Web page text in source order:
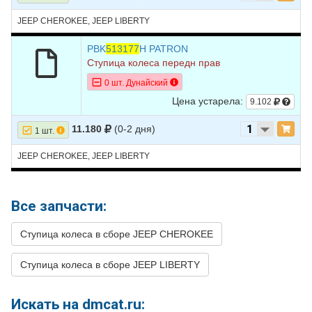
JEEP CHEROKEE, JEEP LIBERTY
PBK513177H PATRON
Ступица колеса передн прав
0 шт. Дунайский
Цена устарела: 9.102
1 шт. 11.180 (0-2 дня)
JEEP CHEROKEE, JEEP LIBERTY
Все запчасти:
Ступица колеса в сборе JEEP CHEROKEE
Ступица колеса в сборе JEEP LIBERTY
Искать на dmcat.ru: